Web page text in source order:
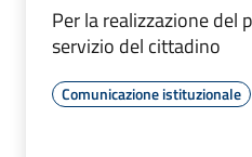
Per la realizzazione del
servizio del cittadino
Comunicazione istituzionale